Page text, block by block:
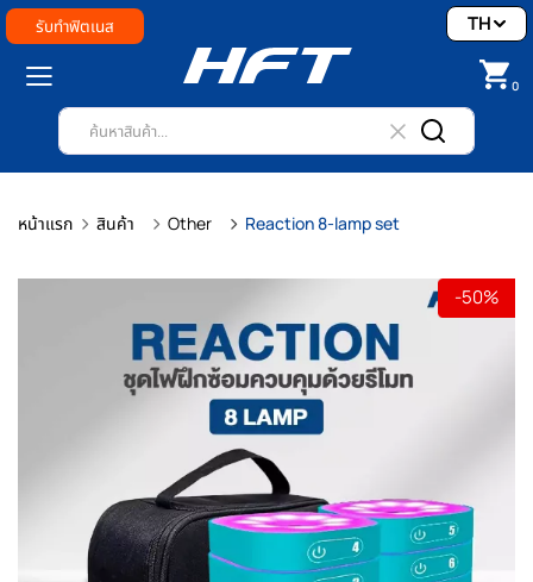
รับทำฟิตเนส
0
TH
หน้าแรก สินค้า Other Reaction 8-lamp set
-50%